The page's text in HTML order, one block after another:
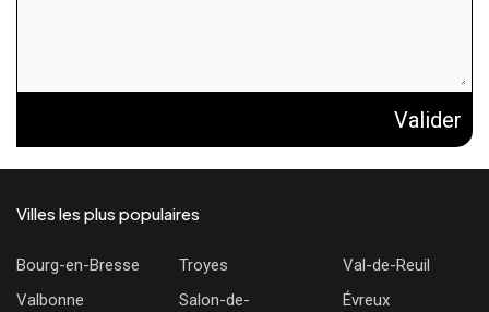
Valider
Villes les plus populaires
Bourg-en-Bresse
Valbonne
Troyes
Salon-de-
Val-de-Reuil
Évreux